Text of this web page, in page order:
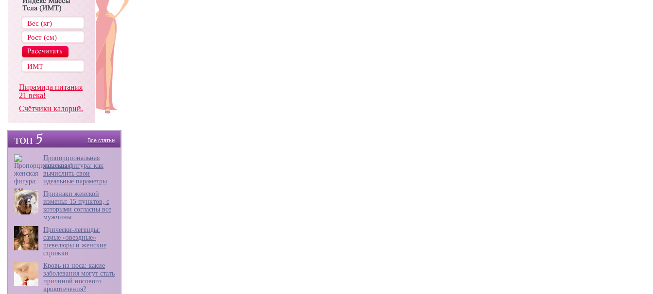
Пирамида питания
21 века!
Счётчики калорий.
Все статьи
Пропорциональная
женская фигура: как
вычислить свои
идеальные параметры
Признаки женской
измены: 15 пунктов, с
которыми согласны все
мужчины
Прически-легенды:
самые «звездные»
шевелюры и женские
стрижки
Кровь из носа: какие
заболевания могут стать
причиной носового
кровотечения?